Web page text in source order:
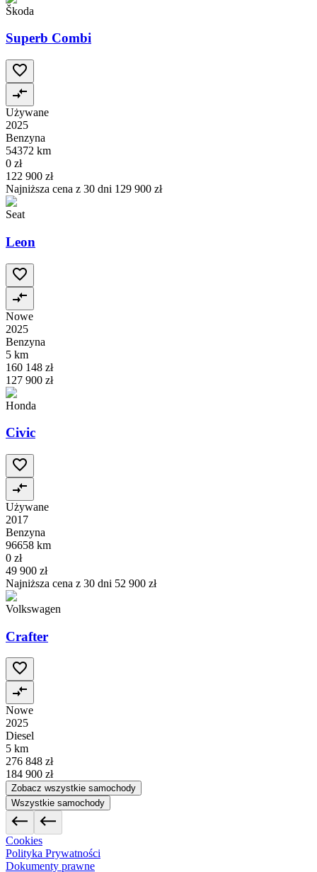
Škoda
Superb Combi
Używane
2025
Benzyna
54372 km
0 zł
122 900 zł
Najniższa cena z 30 dni 129 900 zł
Seat
Leon
Nowe
2025
Benzyna
5 km
160 148 zł
127 900 zł
Honda
Civic
Używane
2017
Benzyna
96658 km
0 zł
49 900 zł
Najniższa cena z 30 dni 52 900 zł
Volkswagen
Crafter
Nowe
2025
Diesel
5 km
276 848 zł
184 900 zł
Zobacz wszystkie samochody
Wszystkie samochody
Cookies
Polityka Prywatności
Dokumenty prawne